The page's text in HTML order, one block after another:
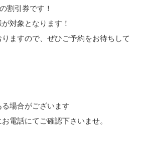
割引券です！
対象となります！
ますので、ぜひご予約をお待ちして
場合がございます
電話にてご確認下さいませ。